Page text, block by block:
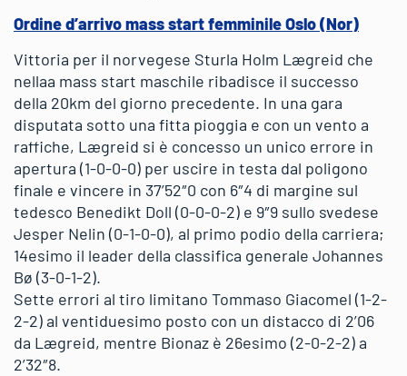
Ordine d’arrivo mass start femminile Oslo (Nor)
Vittoria per il norvegese Sturla Holm Lægreid che
nellaa mass start maschile ribadisce il successo
della 20km del giorno precedente. In una gara
disputata sotto una fitta pioggia e con un vento a
raffiche, Lægreid si è concesso un unico errore in
apertura (1-0-0-0) per uscire in testa dal poligono
finale e vincere in 37’52″0 con 6″4 di margine sul
tedesco Benedikt Doll (0-0-0-2) e 9″9 sullo svedese
Jesper Nelin (0-1-0-0), al primo podio della carriera;
14esimo il leader della classifica generale Johannes
Bø (3-0-1-2).
Sette errori al tiro limitano Tommaso Giacomel (1-2-
2-2) al ventiduesimo posto con un distacco di 2’06
da Lægreid, mentre Bionaz è 26esimo (2-0-2-2) a
2’32″8.